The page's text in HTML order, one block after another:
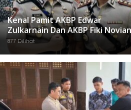
Kenal Pamit AKBP Edwar
Zulkarnain Dan AKBP Fiki Novian
Ardiansyah Resmi Jabat
Karawang
877 Dilihat